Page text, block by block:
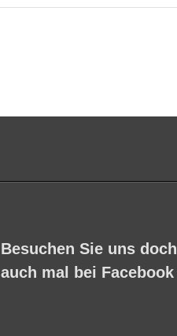
Besuchen Sie uns doch
auch mal bei Facebook